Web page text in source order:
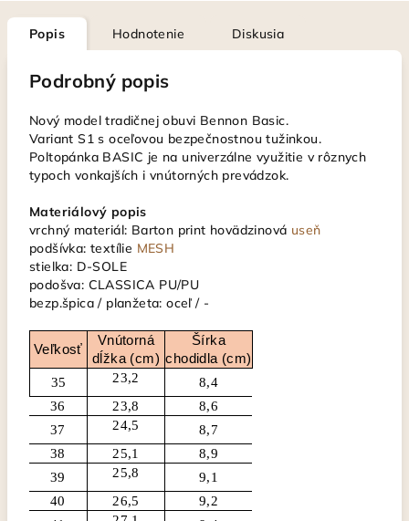
Popis Hodnotenie Diskusia
Podrobný popis
Nový model tradičnej obuvi Bennon Basic.
Variant S1 s oceľovou bezpečnostnou tužinkou.
Poltopánka BASIC je na univerzálne využitie v rôznych
typoch vonkajších i vnútorných prevádzok.
Materiálový popis
vrchný materiál: Barton print hovädzinová useň
podšívka: textílie MESH
stielka: D-SOLE
podošva: CLASSICA PU/PU
bezp.špica / planžeta: oceľ / -
Veľkosť
Vnútorná
dĺžka (cm)
Šírka
chodidla (cm)
35 23,2
8,4
36
23,8
8,6
37
24,5
8,7
38
25,1
8,9
39
25,8
9,1
40
26,5
9,2